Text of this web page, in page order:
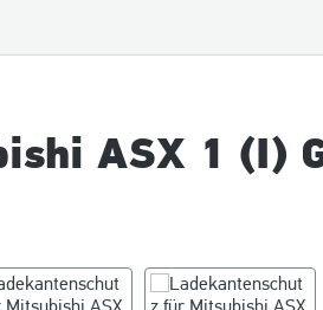
ASX 1 (I)